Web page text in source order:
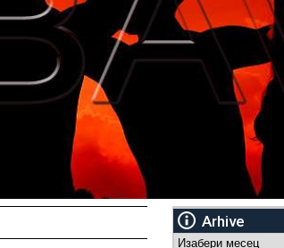
Arhive
Arhive